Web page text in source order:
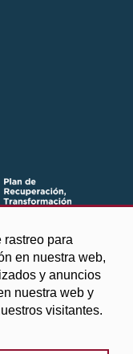
rastreo para
en nuestra web,
y anuncios
nuestra web y
visitantes.